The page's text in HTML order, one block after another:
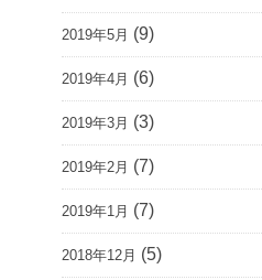
2019年5月 (9)
2019年4月 (6)
2019年3月 (3)
2019年2月 (7)
2019年1月 (7)
2018年12月 (5)